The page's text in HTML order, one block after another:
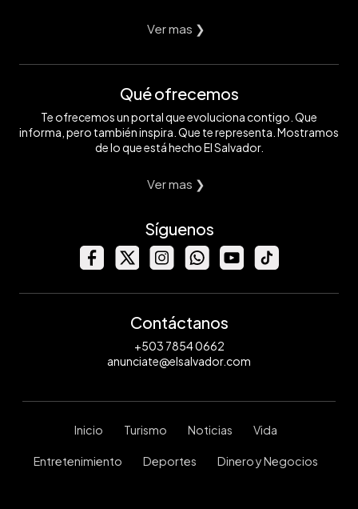
Ver mas ❯
Qué ofrecemos
Te ofrecemos un portal que evoluciona contigo. Que
informa, pero también inspira. Que te representa. Mostramos
de lo que está hecho El Salvador.
Ver mas ❯
Síguenos
Contáctanos
+503 7854 0662
anunciate@elsalvador.com
Inicio Turismo Noticias Vida
Entretenimiento Deportes Dinero y Negocios